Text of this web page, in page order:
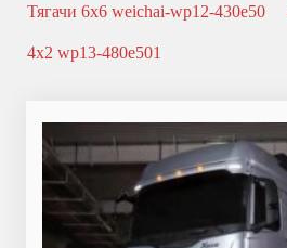
Тягачи 6x6 weichai-wp12-430e50
4x2 wp13-480e501